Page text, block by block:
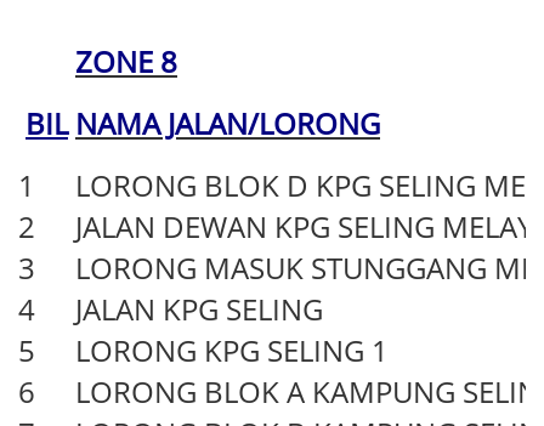
ZONE 8
BIL NAMA JALAN/LORONG
1
LORONG BLOK D KPG SELING
2
JALAN DEWAN KPG SELING
3
LORONG MASUK STUNGGANG
4
JALAN KPG SELING
5
LORONG KPG SELING 1
6
LORONG BLOK A KAMPUNG